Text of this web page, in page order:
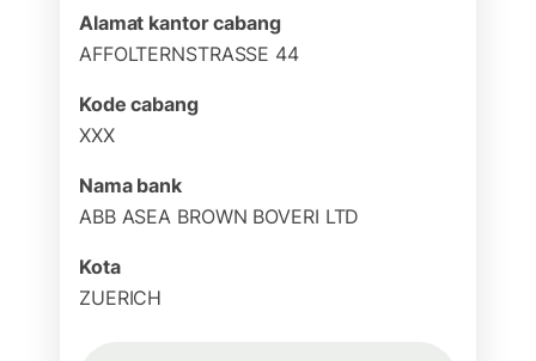
Alamat kantor cabang
AFFOLTERNSTRASSE 44
Kode cabang
XXX
Nama bank
ABB ASEA BROWN BOVERI LTD
Kota
ZUERICH